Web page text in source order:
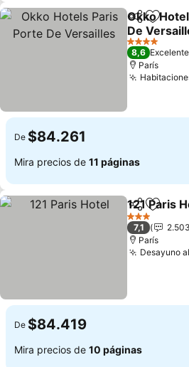
Compartir
Okko
De
Ver precios
4 Estrellas
8,6 Excelente
París
De $84.261
Mira precios de 11 páginas
Compartir
121 Paris
3 Estrellas
7,1
París
Desayuno
De $84.419
Mira precios de 10 páginas